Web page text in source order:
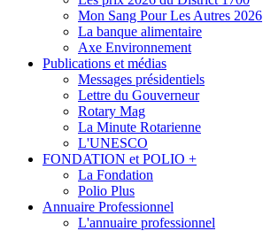
Mon Sang Pour Les Autres 2026
La banque alimentaire
Axe Environnement
Publications et médias
Messages présidentiels
Lettre du Gouverneur
Rotary Mag
La Minute Rotarienne
L'UNESCO
FONDATION et POLIO +
La Fondation
Polio Plus
Annuaire Professionnel
L'annuaire professionnel